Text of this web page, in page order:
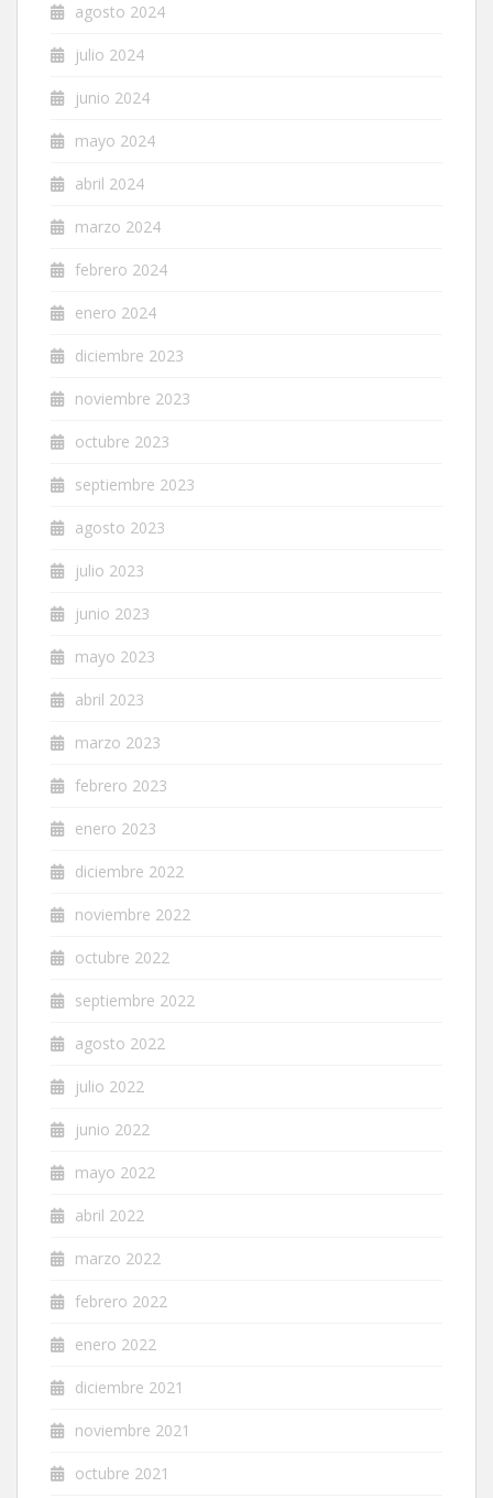
agosto 2024
julio 2024
junio 2024
mayo 2024
abril 2024
marzo 2024
febrero 2024
enero 2024
diciembre 2023
noviembre 2023
octubre 2023
septiembre 2023
agosto 2023
julio 2023
junio 2023
mayo 2023
abril 2023
marzo 2023
febrero 2023
enero 2023
diciembre 2022
noviembre 2022
octubre 2022
septiembre 2022
agosto 2022
julio 2022
junio 2022
mayo 2022
abril 2022
marzo 2022
febrero 2022
enero 2022
diciembre 2021
noviembre 2021
octubre 2021